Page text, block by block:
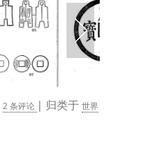
2 条评论 | 归类于 世界